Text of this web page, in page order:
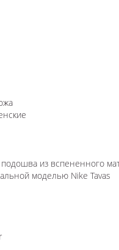
из вспененного
моделью Nike Tavas